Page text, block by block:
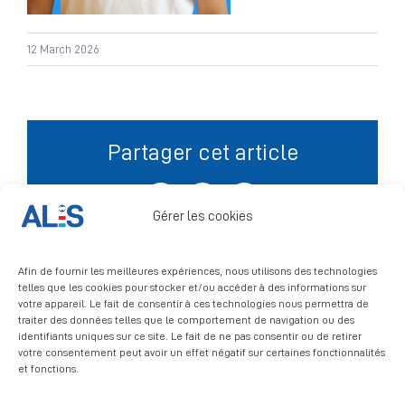
Gérer les cookies
Afin de fournir les meilleures expériences, nous utilisons des technologies
telles que les cookies pour stocker et/ou accéder à des informations sur
votre appareil. Le fait de consentir à ces technologies nous permettra de
traiter des données telles que le comportement de navigation ou des
identifiants uniques sur ce site. Le fait de ne pas consentir ou de retirer
votre consentement peut avoir un effet négatif sur certaines fonctionnalités
et fonctions.
Signalement
12 March 2026
Partager cet article